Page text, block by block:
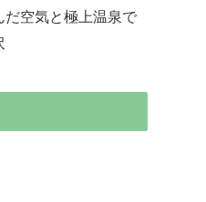
空気と極上温泉で